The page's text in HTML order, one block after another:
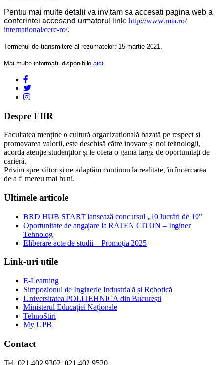
Pentru mai multe detalii va invitam sa accesati pagina web a
conferintei accesand urmatorul link: http://www.mta.ro/
international/cerc-ro/.
Termenul de transmitere al rezumatelor: 15 martie 2021.
Mai multe informatii disponibile aici
Despre FIIR
Facultatea menține o cultură organizațională bazată pe respect și
promovarea valorii, este deschisă către inovare și noi tehnologii,
acordă atenție studenților și le oferă o gamă largă de oportunități de
carieră.
Privim spre viitor și ne adaptăm continuu la realitate, în încercarea
de a fi mereu mai buni.
Ultimele articole
BRD HUB START lansează concursul „10 lucrări de 10”
Oportunitate de angajare la RATEN CITON – Inginer
Tehnolog
Eliberare acte de studii – Promoția 2025
Link-uri utile
E-Learning
Simpozionul de Inginerie Industrială și Robotică
Universitatea POLITEHNICA din București
Ministerul Educației Naționale
TehnoStiri
My UPB
Contact
Tel. 021.402.9302, 021.402.9520